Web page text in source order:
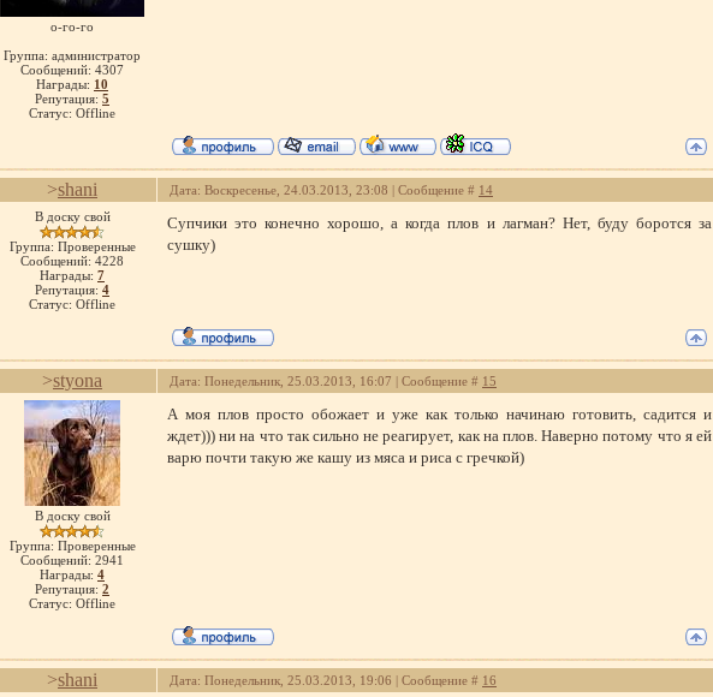
о-го-го
Группа: администратор
Сообщений: 4307
Награды: 10
Репутация: 5
Статус: Offline
>shani Дата: Воскресенье, 24.03.2013, 23:08 | Сообщение # 14
В доску свой
Группа: Проверенные
Сообщений: 4228
Награды: 7
Репутация: 4
Статус: Offline
Супчики это конечно хорошо, а когда плов и лагман? Нет, буду боротся за
сушку)
>styona Дата: Понедельник, 25.03.2013, 16:07 | Сообщение # 15
В доску свой
Группа: Проверенные
Сообщений: 2941
Награды: 4
Репутация: 2
Статус: Offline
А моя плов просто обожает и уже как только начинаю готовить, садится и
ждет))) ни на что так сильно не реагирует, как на плов. Наверно потому что я ей
варю почти такую же кашу из мяса и риса с гречкой)
>shani Дата: Понедельник, 25.03.2013, 19:06 | Сообщение # 16